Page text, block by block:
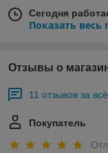
Сегодня
Показать весь
Отзывы о
11 отзывов за
Покупатель